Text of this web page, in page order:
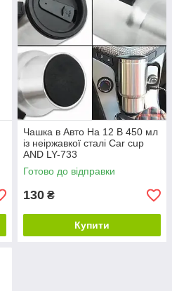
Чашка в Авто На 12 В 450 мл
із неіржавкої сталі Car cup
AND LY-733
Готово до відправки
130 ₴
Купити